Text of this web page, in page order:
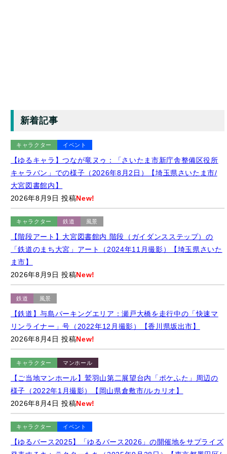
新着記事
キャラクター イベント
【ゆるキャラ】つなが竜ヌゥ：「さいたま市新庁舎整備区役所
キャラバン」での様子（2026年8月2日）【埼玉県さいたま市/
大宮図書館内】
2026年8月9日 投稿New!
キャラクター 鉄道 風景
【階段アート】大宮図書館内 階段（ガイダンスステップ）の
「鉄道のまち大宮」アート（2024年11月撮影）【埼玉県さいた
ま市】
2026年8月9日 投稿New!
鉄道 風景
【鉄道】与島パーキングエリア：瀬戸大橋を走行中の「快速マ
リンライナー」号（2022年12月撮影）【香川県坂出市】
2026年8月4日 投稿New!
キャラクター マンホール
【ご当地マンホール】鷲羽山第二展望台内「ポケふた」周辺の
様子（2022年1月撮影）【岡山県倉敷市/ルカリオ】
2026年8月4日 投稿New!
キャラクター イベント
【ゆるバース2025】「ゆるバース2026」の開催地をサプライズ